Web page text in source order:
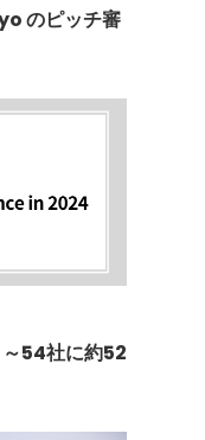
のピッチ審
54社に約52